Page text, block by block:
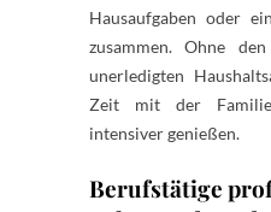
Hausaufgaben oder
zusammen. Ohne
unerledigten
Zeit mit der
intensiver genießen.
Berufstätige